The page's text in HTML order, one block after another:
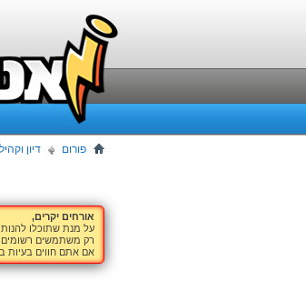
פורום דיון
אורחים יקרים,
על מנת שתוכלו
רק משתמשים רשומים
אם אתם חווים